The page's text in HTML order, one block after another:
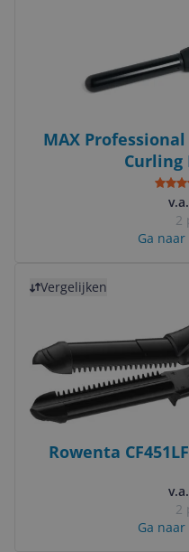
MAX
Curling
2
Ga
Vergelijken
Rowenta
2
Ga